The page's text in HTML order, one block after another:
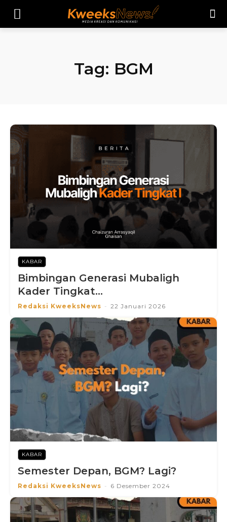
Tag: BGM
KABAR
Bimbingan Generasi Mubaligh
Kader Tingkat...
Redaksi KweeksNews - 22 Januari 2026
KABAR
Semester Depan, BGM? Lagi?
Redaksi KweeksNews - 6 Desember 2024